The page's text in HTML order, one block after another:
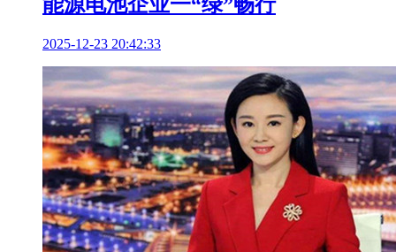
2025-12-23 20:42:33